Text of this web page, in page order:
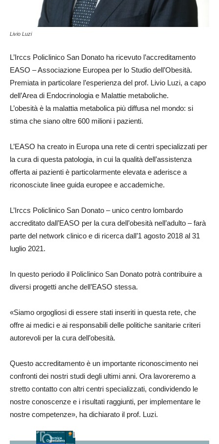
Livio Luzi
L’Irccs Policlinico San Donato ha ricevuto l’accreditamento
EASO – Associazione Europea per lo Studio dell’Obesità.
Premiata in particolare l’esperienza del prof. Livio Luzi, a capo
dell’Area di Endocrinologia e Malattie metaboliche.
L’obesità è la malattia metabolica più diffusa nel mondo: si
stima che siano oltre 600 milioni i pazienti.
L’EASO ha creato in Europa una rete di centri specializzati per
la cura di questa patologia, in cui la qualità dell’assistenza
offerta ai pazienti è particolarmente elevata e aderisce a
riconosciute linee guida europee e accademiche.
L’Irccs Policlinico San Donato – unico centro lombardo
accreditato dall’EASO per la cura dell’obesità nell’adulto – farà
parte del network clinico e di ricerca dall’1 agosto 2018 al 31
luglio 2021.
In questo periodo il Policlinico San Donato potrà contribuire a
diversi progetti anche dell’EASO stessa.
«Siamo orgogliosi di essere stati inseriti in questa rete, che
offre ai medici e ai responsabili delle politiche sanitarie criteri
autorevoli per la cura dell’obesità.
Questo accreditamento è un importante riconoscimento nei
confronti dei nostri studi degli ultimi anni. Ora lavoreremo a
stretto contatto con altri centri specializzati, condividendo le
nostre conoscenze e i risultati raggiunti, per implementare le
nostre competenze», ha dichiarato il prof. Luzi.